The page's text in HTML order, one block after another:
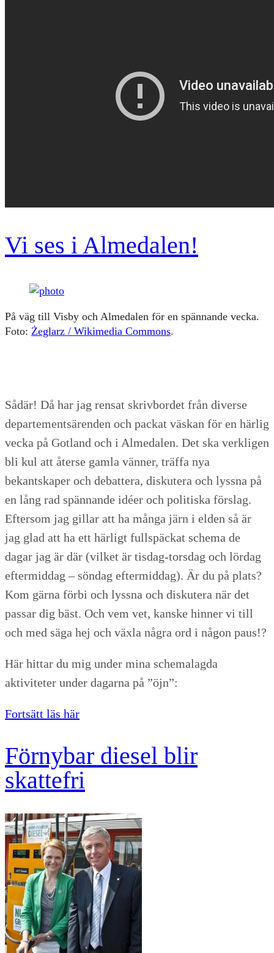
Vi ses i Almedalen!
På väg till Visby och Almedalen för en spännande vecka.
Foto: Żeglarz / Wikimedia Commons.
Sådär! Då har jag rensat skrivbordet från diverse
departementsärenden och packat väskan för en härlig
vecka på Gotland och i Almedalen. Det ska verkligen
bli kul att återse gamla vänner, träffa nya
bekantskaper och debattera, diskutera och lyssna på
en lång rad spännande idéer och politiska förslag.
Eftersom jag gillar att ha många järn i elden så är
jag glad att ha ett härligt fullspäckat schema de
dagar jag är där (vilket är tisdag-torsdag och lördag
eftermiddag – söndag eftermiddag). Är du på plats?
Kom gärna förbi och lyssna och diskutera när det
passar dig bäst. Och vem vet, kanske hinner vi till
och med säga hej och växla några ord i någon paus!?
Här hittar du mig under mina schemalagda
aktiviteter under dagarna på ”öjn”:
Fortsätt läs här
Förnybar diesel blir
skattefri